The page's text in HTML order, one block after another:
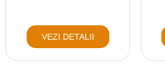
VEZI DETALII